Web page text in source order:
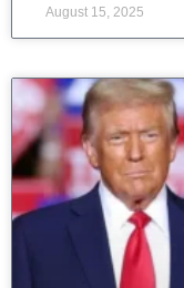
August 15, 2025